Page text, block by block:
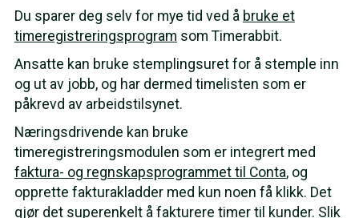
Du sparer deg selv for mye tid ved å bruke et
timeregistreringsprogram som Timerabbit.
Ansatte kan bruke stemplingsuret for å stemple inn
og ut av jobb, og har dermed timelisten som er
påkrevd av arbeidstilsynet.
Næringsdrivende kan bruke
timeregistreringsmodulen som er integrert med
faktura- og regnskapsprogrammet til Conta, og
opprette fakturakladder med kun noen få klikk. Det
gjør det superenkelt å fakturere timer til kunder. Slik